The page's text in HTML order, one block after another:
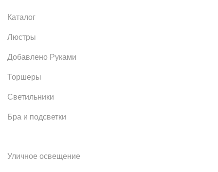
Каталог
Люстры
Добавлено Руками
Торшеры
Светильники
Бра и подсветки
Уличное освещение